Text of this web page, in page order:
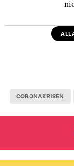
CORONAKRISEN